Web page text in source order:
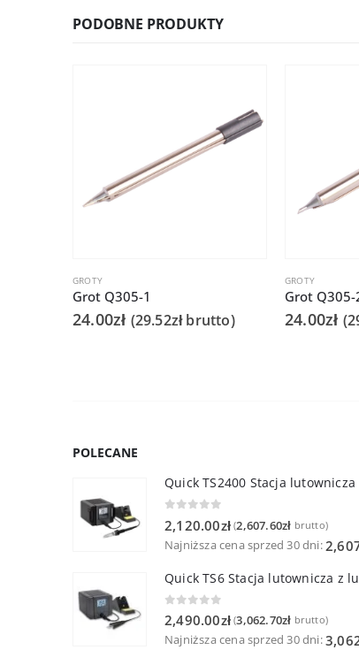
PODOBNE PRODUKTY
GROTY
Grot Q305-1
24.00zł (29.52złbrutto)
GROTY
24.00zł (
POLECANE
Quick TS2400 Stacja lutownicza
2,120.00zł (2,607.60zł brutto)
Najniższa cena sprzed 30 dni:
2,490.00zł (3,062.70zł brutto)
Najniższa cena sprzed 30 dni: